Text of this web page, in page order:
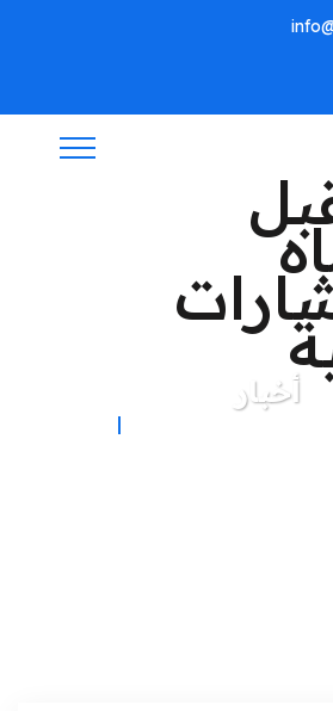
أخبار